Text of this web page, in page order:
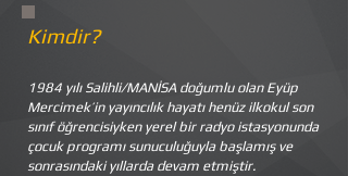
Kimdir?
1984 yılı Salihli/MANİSA doğumlu olan Eyüp
Mercimek’in yayıncılık hayatı henüz ilkokul son
sınıf öğrencisiyken yerel bir radyo istasyonunda
çocuk programı sunuculuğuyla başlamış ve
sonrasındaki yıllarda devam etmiştir.